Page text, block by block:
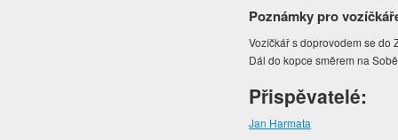
Poznámky pro
Vozíčkář s doprovodem se do
Dál do kopce směrem na
Přispěvatelé:
Jan Harmata